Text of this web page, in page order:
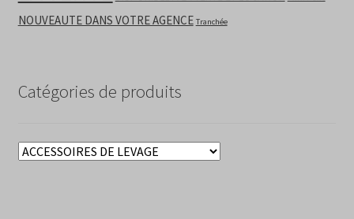
NOUVEAUTE DANS VOTRE AGENCE Tranchée
Catégories de produits